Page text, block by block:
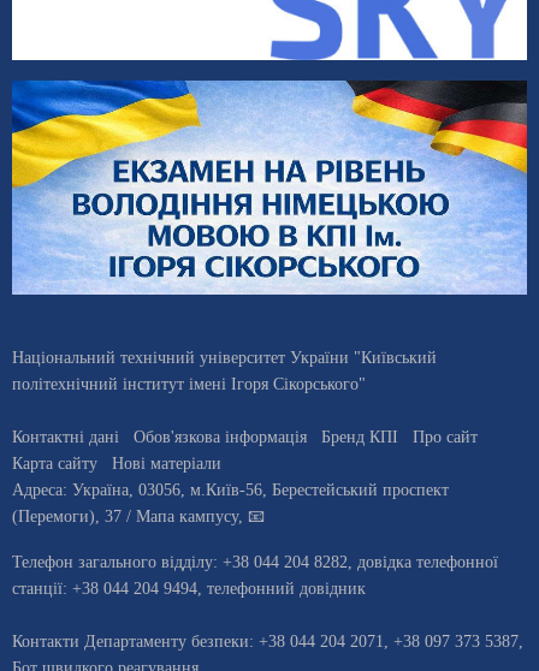
Національний технічний університет України "Київський
політехнічний інститут імені Ігоря Сікорського"
Контактні дані Обов'язкова інформація Бренд КПІ
Про сайт
Карта сайту
Нові матеріали
Адреса: Україна 03056 , м. Київ-56, Берестейський проспект
(Перемоги), 37 / Мапа кампусу, 📧
Телефон загального відділу: +38 044 204 8282, довiдка телефонної
станцiї: +38 044 204 9494, телефонний довідник
Контакти Департаменту безпеки: +38 044 204 2071, +38 097 373 5387,